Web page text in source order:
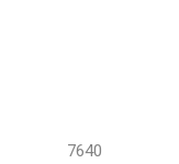
7640